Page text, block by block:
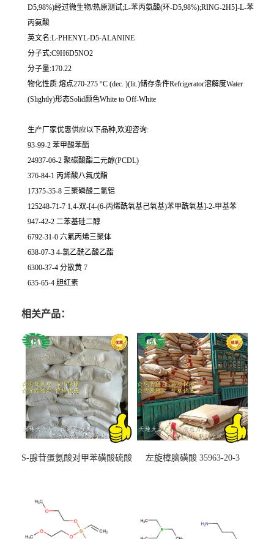
D5,98%)经过微生物/热原测试;L-苯丙氨酸(环-D5,98%);RING-2H5]-L-苯
丙氨酸
英文名:L-PHENYL-D5-ALANINE
分子式:C9H6D5NO2
分子量:170.22
物化性质:熔点270-275 °C (dec. )(lit.)储存条件Refrigerator溶解度Water
(Slightly)形态Solid颜色White to Off-White
生产厂家优惠供应以下品种,欢迎咨询:
93-99-2 苯甲酸苯酯
24937-06-2 聚碳酸酯二元醇(PCDL)
376-84-1 丙烯酸八氟戊酯
17375-35-8 三聚磷酸二氢铝
125248-71-7 1,4-双-[4-(6-丙烯酰氧基己氧基)苯甲酰氧基]-2-甲基苯
947-42-2 二苯基硅二醇
6792-31-0 六氟丙烯三聚体
638-07-3 4-氯乙酰乙酸乙酯
6300-37-4 分散黄 7
635-65-4 胆红素
相关产品：
S-腺苷蛋氨酸对甲苯磺酸硫酸
左旋樟脑磺酸 35963-20-3